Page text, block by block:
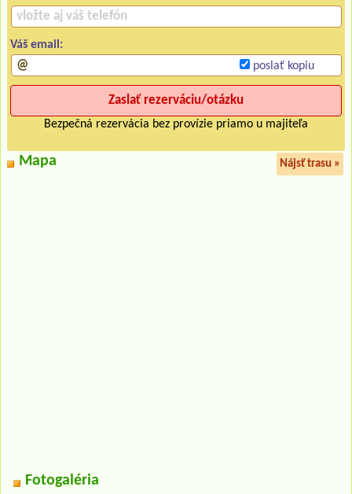
Váš email:
poslať kopiu
Bezpečná rezervácia bez provízie priamo u majiteľa
Mapa Nájsť trasu »
Fotogaléria